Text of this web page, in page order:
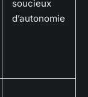
soucieux
d’autonomie